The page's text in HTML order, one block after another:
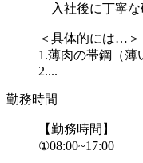
入社後に丁寧な
＜具体的には…＞
1.薄肉の帯鋼（薄
2....
勤務時間
【勤務時間】
①08:00~17:00